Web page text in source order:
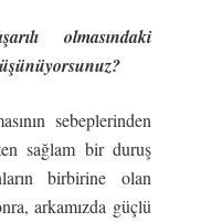
şarılı olmasındaki
şünüyorsunuz?
sebeplerinden
sağlam bir duruş
birbirine olan
arkamızda güçlü